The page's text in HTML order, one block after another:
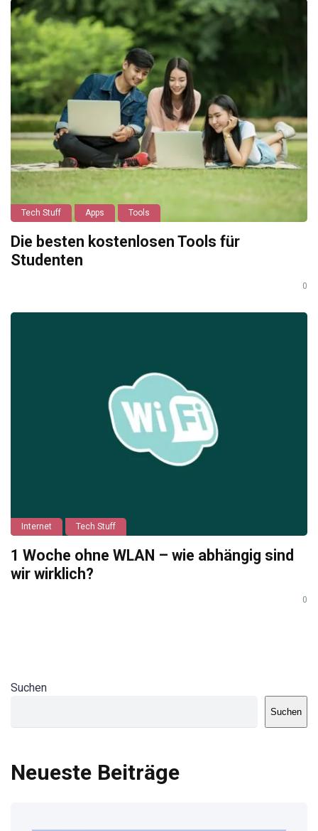
Tech Stuff Apps Tools
Die besten kostenlosen Tools für
Studenten
0
Internet Tech Stuff
1 Woche ohne WLAN – wie abhängig sind
wir wirklich?
0
Suchen
Suchen
Neueste Beiträge